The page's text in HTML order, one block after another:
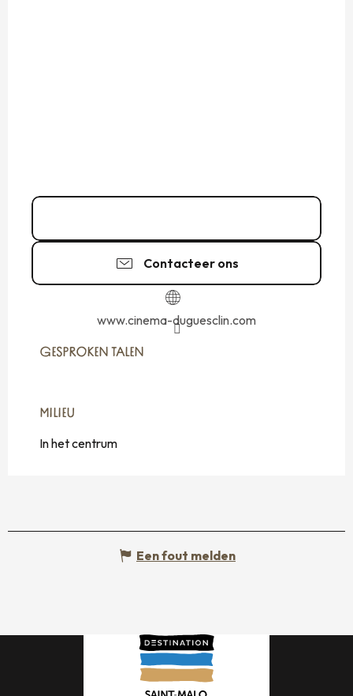
Contacteer ons
www.cinema-duguesclin.com
GESPROKEN TALEN
GESPROKEN TALEN
MILIEU
MILIEU
In het centrum
Een fout melden